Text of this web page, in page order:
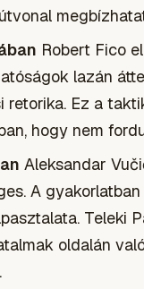
Robert Fico
lazán
retorika. Ez a
hogy nem
Aleksandar
A
Teleki
oldalán